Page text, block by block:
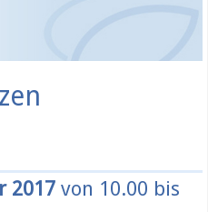
2017 von 10.00 bis